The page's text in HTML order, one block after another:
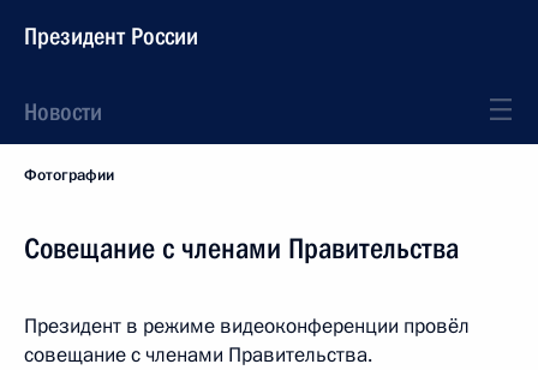
Президент России
Новости
Фотографии
Совещание с членами Правительства
Президент в режиме видеоконференции провёл
совещание с членами Правительства.